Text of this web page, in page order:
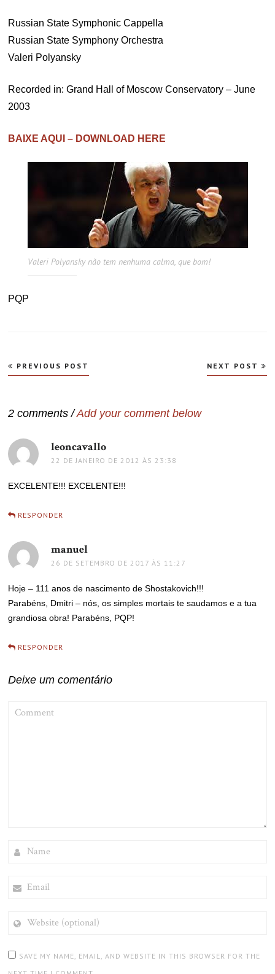
Russian State Symphonic Cappella
Russian State Symphony Orchestra
Valeri Polyansky
Recorded in: Grand Hall of Moscow Conservatory – June
2003
BAIXE AQUI – DOWNLOAD HERE
Valeri Polyansky não tem nenhuma calma, que bom!
PQP
Navegação
de
PREVIOUS POST NEXT POST
2 comments /Add your comment below
leoncavallo
22 DE JANEIRO DE 2012 ÀS 23:38
EXCELENTE!!! EXCELENTE!!!
RESPONDER
manuel
26 DE SETEMBRO DE 2017 ÀS 11:27
Hoje – 111 anos de nascimento de Shostakovich!!!
Parabéns, Dmitri – nós, os simples mortais te saudamos e a tua
grandiosa obra! Parabéns, PQP!
RESPONDER
Deixe um comentário
(OPTIONAL)
SAVE MY NAME, EMAIL, AND WEBSITE IN THIS BROWSER FOR THE